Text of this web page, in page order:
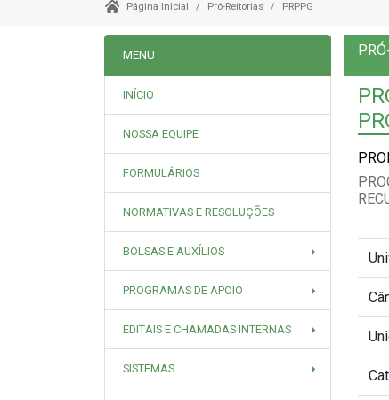
Página Inicial Pró-Reitorias PRPPG
MENU
INÍCIO
NOSSA EQUIPE
FORMULÁRIOS
NORMATIVAS E RESOLUÇÕES
BOLSAS E AUXÍLIOS
PROGRAMAS DE APOIO
EDITAIS E CHAMADAS INTERNAS
SISTEMAS